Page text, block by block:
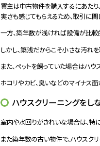
買主は中古物件を購入するにあたり
実さも感じてもらえるため、取引に
一方、築年数が浅ければ設備が比較
しかし、築浅だからこそ小さな汚れ
また、ペットを飼っていた場合はハウ
ホコリやカビ、臭いなどのマイナス
ハウスクリーニングをし
室内や水回りがきれいな場合は、特
また築年数の古い物件で、ハウスク